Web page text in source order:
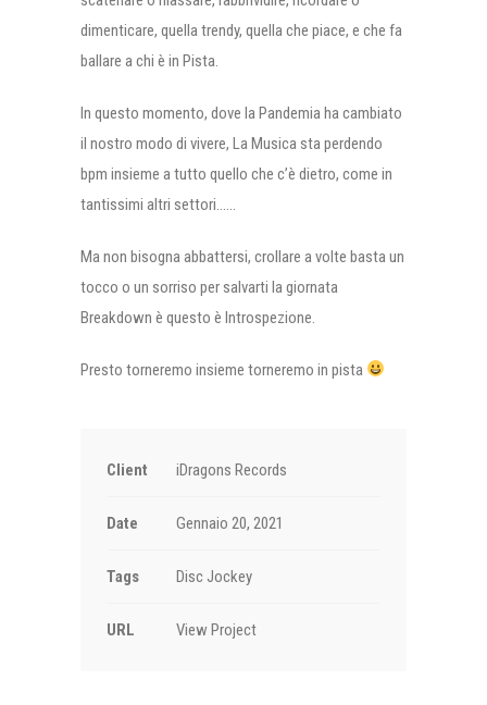
dimenticare, quella trendy, quella che piace, e che fa
ballare a chi è in Pista.
In questo momento, dove la Pandemia ha cambiato
il nostro modo di vivere, La Musica sta perdendo
bpm insieme a tutto quello che c’è dietro, come in
tantissimi altri settori……
Ma non bisogna abbattersi, crollare a volte basta un
tocco o un sorriso per salvarti la giornata
Breakdown è questo è Introspezione.
Presto torneremo insieme torneremo in pista
Client iDragons Records
Date Gennaio 20, 2021
Tags Disc Jockey
URL View Project